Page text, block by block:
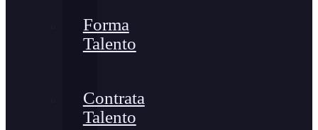
Forma
Talento
Contrata
Talento